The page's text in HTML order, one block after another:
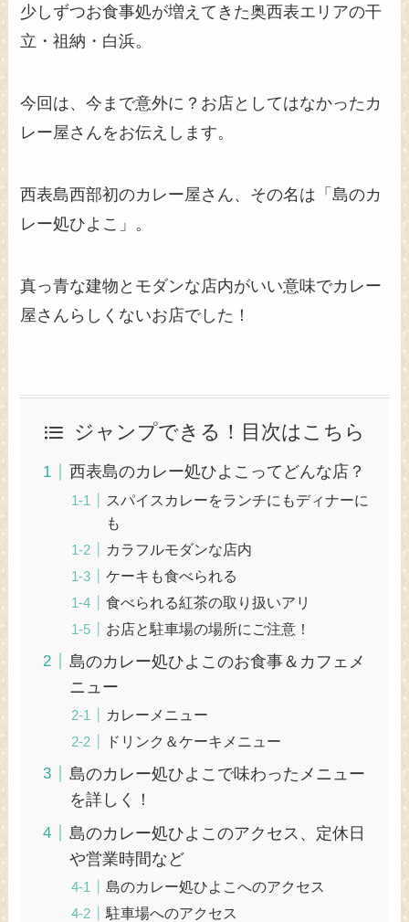
少しずつお食事処が増えてきた奥西表エリアの干
立・祖納・白浜。
今回は、今まで意外に？お店としてはなかったカ
レー屋さんをお伝えします。
西表島西部初のカレー屋さん、その名は「島のカ
レー処ひよこ」。
真っ青な建物とモダンな店内がいい意味でカレー
屋さんらしくないお店でした！
ジャンプできる！目次はこちら
西表島のカレー処ひよこってどんな店？
スパイスカレーをランチにもディナーに
も
カラフルモダンな店内
ケーキも食べられる
食べられる紅茶の取り扱いアリ
お店と駐車場の場所にご注意！
島のカレー処ひよこのお食事＆カフェメ
ニュー
カレーメニュー
ドリンク＆ケーキメニュー
島のカレー処ひよこで味わったメニュー
を詳しく！
島のカレー処ひよこのアクセス、定休日
や営業時間など
島のカレー処ひよこへのアクセス
駐車場へのアクセス